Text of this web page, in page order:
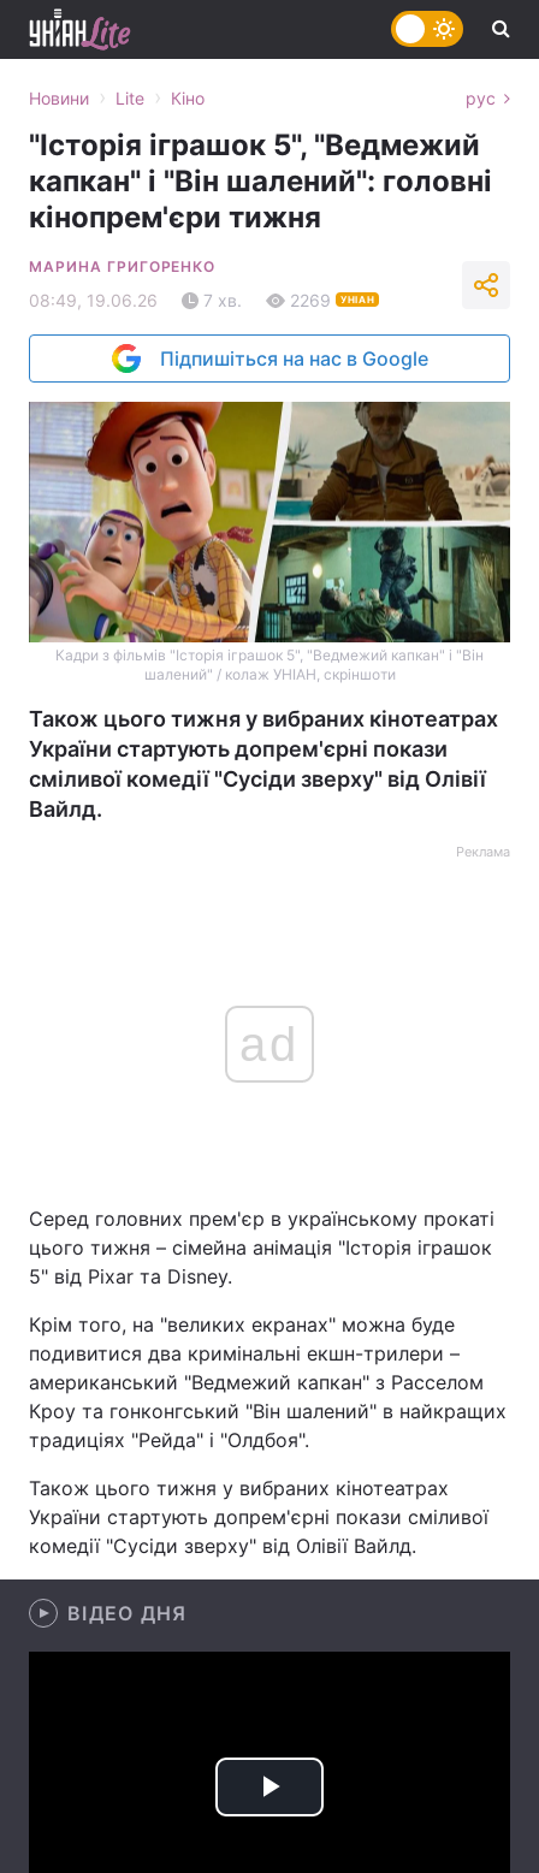
Україна Політика
Економіка
Спорт Наука
Техно і зв'язок Лайт
Зброя Інциденти
Здоров'я Туризм
Цікавинки Погода
Екологія
Лонгріди
Новини › Lite › Кіно рус
"Історія іграшок 5", "Ведмежий
капкан" і "Він шалений": головні
кінопрем'єри тижня
МАРИНА ГРИГОРЕНКО
08:49, 19.06.26 7 хв. 2269 УНІАН
Підпишіться на нас в Google
Кадри з фільмів "Історія іграшок 5", "Ведмежий капкан" і "Він
шалений" / колаж УНІАН, скріншоти
Також цього тижня у вибраних кінотеатрах
України стартують допрем'єрні покази
сміливої комедії "Сусіди зверху" від Олівії
Вайлд.
Реклама
ad
Серед головних прем'єр в українському прокаті
цього тижня – сімейна анімація "Історія іграшок
5" від Pixar та Disney.
Крім того, на "великих екранах" можна буде
подивитися два кримінальні екшн-трилери –
американський "Ведмежий капкан" з Расселом
Кроу та гонконгський "Він шалений" в найкращих
традиціях "Рейда" і "Олдбоя".
Також цього тижня у вибраних кінотеатрах
України стартують допрем'єрні покази сміливої
комедії "Сусіди зверху" від Олівії Вайлд.
ВІДЕО ДНЯ
Play